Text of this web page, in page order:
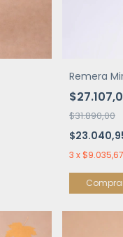
Remera
$31.890,00
3 x $9.035,67